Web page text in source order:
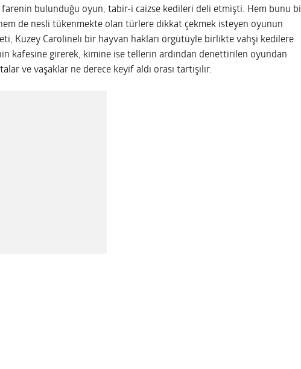
farenin bulunduğu oyun, tabir-i caizse kedileri deli etmişti. Hem bunu
de nesli tükenmekte olan türlere dikkat çekmek isteyen oyunun
Kuzey Carolinelı bir hayvan hakları örgütüyle birlikte vahşi kedilere
kafesine girerek, kimine ise tellerin ardından denettirilen oyundan
ve vaşaklar ne derece keyif aldı orası tartışılır.